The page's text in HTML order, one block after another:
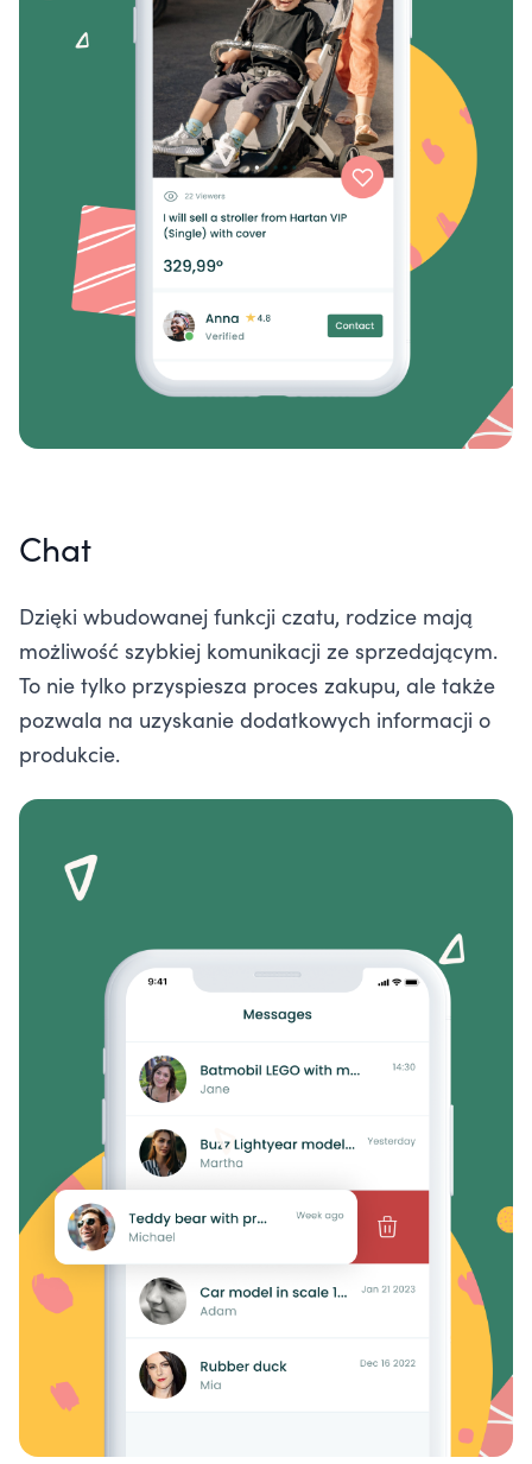
Chat
Dzięki wbudowanej funkcji czatu, rodzice mają
możliwość szybkiej komunikacji ze sprzedającym.
To nie tylko przyspiesza proces zakupu, ale także
pozwala na uzyskanie dodatkowych informacji o
produkcie.